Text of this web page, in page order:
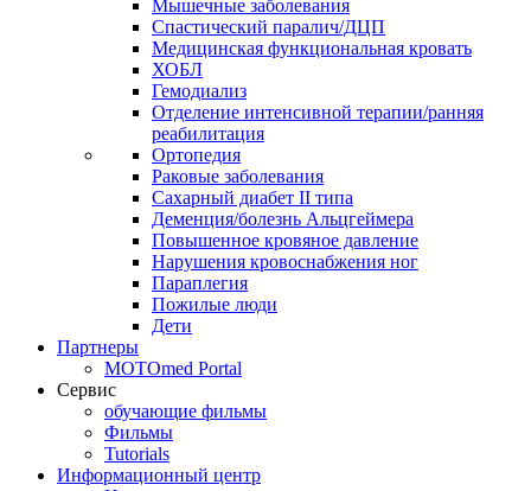
Мышечные заболевания
Спастический паралич/ДЦП
Медицинская функциональная кровать
ХОБЛ
Гемодиализ
Отделение интенсивной терапии/ранняя
реабилитация
Ортопедия
Раковые заболевания
Сахарный диабет II типа
Деменция/болезнь Альцгеймера
Повышенное кровяное давление
Нарушения кровоснабжения ног
Параплегия
Пожилые люди
Дети
Партнеры
MOTOmed Portal
Сервис
обучающие фильмы
Фильмы
Tutorials
Информационный центр